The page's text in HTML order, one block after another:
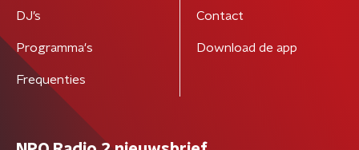
DJ’s
Programma's
Frequenties
Contact
Download de app